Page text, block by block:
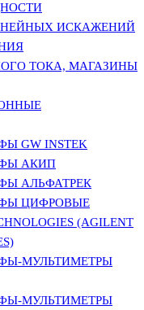
ИСКАЖЕНИЙ
ТОКА, МАГАЗИНЫ
GW INSTEK
АКИП
АЛЬФАТРЕК
ЦИФРОВЫЕ
(AGILENT
МУЛЬТИМЕТРЫ
МУЛЬТИМЕТРЫ